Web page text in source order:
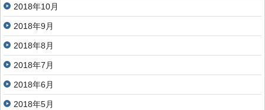
2018年10月
2018年9月
2018年8月
2018年7月
2018年6月
2018年5月